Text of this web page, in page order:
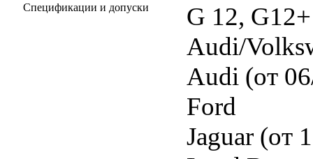
Спецификации и допуски
G 12, G12+
Audi/
Audi (от
Ford
Jaguar (от